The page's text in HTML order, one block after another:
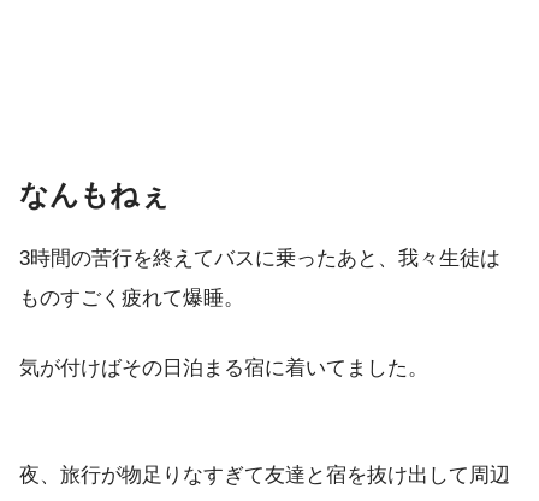
なんもねぇ
3時間の苦行を終えてバスに乗ったあと、我々生徒は
ものすごく疲れて爆睡。
気が付けばその日泊まる宿に着いてました。
夜、旅行が物足りなすぎて友達と宿を抜け出して周辺